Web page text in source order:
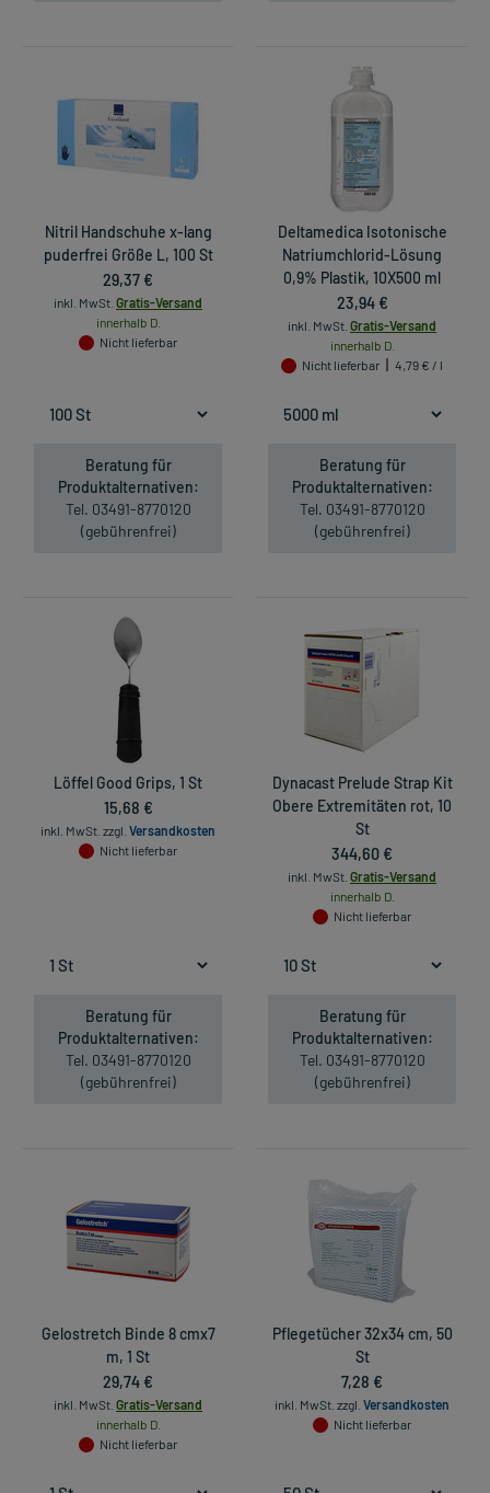
Nitril Handschuhe x-lang
puderfrei Größe L, 100 St
29,37 €
inkl. MwSt. Gratis-Versand
innerhalb D.
Nicht lieferbar
Beratung für
Produktalternativen:
Tel. 03491-8770120
(gebührenfrei)
Deltamedica Isotonische
Natriumchlorid-Lösung
0,9% Plastik, 10X500 ml
23,94 €
inkl. MwSt. Gratis-Versand
innerhalb D.
Nicht lieferbar
4,79 € / l
Beratung für
Produktalternativen:
Tel. 03491-8770120
(gebührenfrei)
Löffel Good Grips, 1 St
15,68 €
inkl. MwSt. zzgl. Versandkosten
Nicht lieferbar
Beratung für
Produktalternativen:
Tel. 03491-8770120
(gebührenfrei)
Dynacast Prelude Strap Kit
Obere Extremitäten rot, 10
St
344,60 €
inkl. MwSt. Gratis-Versand
innerhalb D.
Nicht lieferbar
Beratung für
Produktalternativen:
Tel. 03491-8770120
(gebührenfrei)
Gelostretch Binde 8 cmx7
m, 1 St
29,74 €
inkl. MwSt. Gratis-Versand
innerhalb D.
Nicht lieferbar
Pflegetücher 32x34 cm, 50
St
7,28 €
inkl. MwSt. zzgl. Versandkosten
Nicht lieferbar